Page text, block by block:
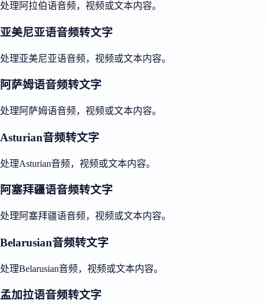
处理阿拉伯语音频，视频或文本内容。
亚美尼亚语音频转文字
处理亚美尼亚语音频，视频或文本内容。
阿萨姆语音频转文字
处理阿萨姆语音频，视频或文本内容。
Asturian音频转文字
处理Asturian音频，视频或文本内容。
阿塞拜疆语音频转文字
处理阿塞拜疆语音频，视频或文本内容。
Belarusian音频转文字
处理Belarusian音频，视频或文本内容。
孟加拉语音频转文字